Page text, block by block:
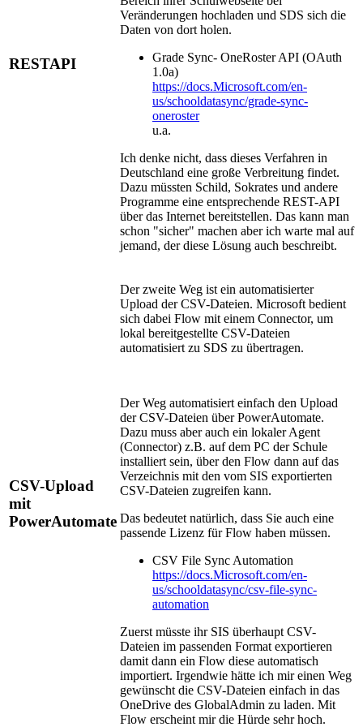
RESTAPI
Veränderungen hochladen und SDS sich die
Daten von dort holen.
Grade Sync- OneRoster API (OAuth
1.0a)
https://docs.Microsoft.com/en-
us/schooldatasync/grade-sync-
oneroster
u.a.
Ich denke nicht, dass dieses Verfahren in
Deutschland eine große Verbreitung findet.
Dazu müssten Schild, Sokrates und andere
Programme eine entsprechende REST-API
über das Internet bereitstellen. Das kann man
schon "sicher" machen aber ich warte mal auf
jemand, der diese Lösung auch beschreibt.
CSV-Upload
mit
PowerAutomate
Der zweite Weg ist ein automatisierter
Upload der CSV-Dateien. Microsoft bedient
sich dabei Flow mit einem Connector, um
lokal bereitgestellte CSV-Dateien
automatisiert zu SDS zu übertragen.
Der Weg automatisiert einfach den Upload
der CSV-Dateien über PowerAutomate.
Dazu muss aber auch ein lokaler Agent
(Connector) z.B. auf dem PC der Schule
installiert sein, über den Flow dann auf das
Verzeichnis mit den vom SIS exportierten
CSV-Dateien zugreifen kann.
Das bedeutet natürlich, dass Sie auch eine
passende Lizenz für Flow haben müssen.
CSV File Sync Automation
https://docs.Microsoft.com/en-
us/schooldatasync/csv-file-sync-
automation
Zuerst müsste ihr SIS überhaupt CSV-
Dateien im passenden Format exportieren
damit dann ein Flow diese automatisch
importiert. Irgendwie hätte ich mir einen Weg
gewünscht die CSV-Dateien einfach in das
OneDrive des GlobalAdmin zu laden. Mit
Flow erscheint mir die Hürde sehr hoch.